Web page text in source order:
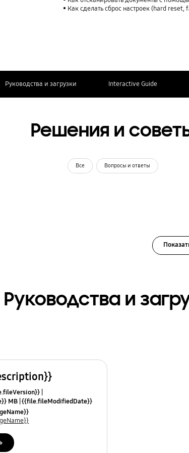
Как сделать сброс настроек (hard
Руководства и загрузки Interactive Guide
Решения и
Все Вопросы и ответы
Руководства и
MB {{file.fileModifiedDate}}